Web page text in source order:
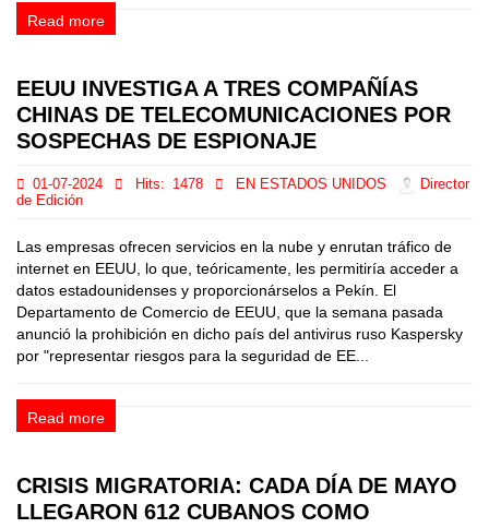
Read more
EEUU INVESTIGA A TRES COMPAÑÍAS
CHINAS DE TELECOMUNICACIONES POR
SOSPECHAS DE ESPIONAJE
01-07-2024 Hits: 1478 EN ESTADOS UNIDOS
Director
de Edición
Las empresas ofrecen servicios en la nube y enrutan tráfico de
internet en EEUU, lo que, teóricamente, les permitiría acceder a
datos estadounidenses y proporcionárselos a Pekín. El
Departamento de Comercio de EEUU, que la semana pasada
anunció la prohibición en dicho país del antivirus ruso Kaspersky
por "representar riesgos para la seguridad de EE...
Read more
CRISIS MIGRATORIA: CADA DÍA DE MAYO
LLEGARON 612 CUBANOS COMO